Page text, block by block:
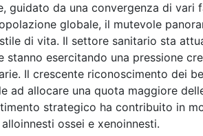
guidato da una convergenza di
globale, il mutevole
di vita. Il settore sanitario sta
stanno esercitando una pressione
Il crescente riconoscimento dei
ad allocare una quota maggiore
strategico ha contribuito in
ossei e xenoinnesti.